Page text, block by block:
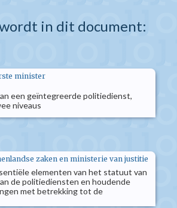
in dit document:
minister
een geïntegreerde politiedienst,
niveaus
zaken en ministerie van justitie
elementen van het statuut van
de politiediensten en houdende
met betrekking tot de